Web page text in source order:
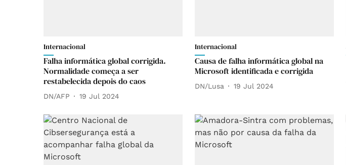
Internacional
Falha informática global corrigida.
Normalidade começa a ser
restabelecida depois do caos
DN/AFP 19 Jul 2024
Internacional
Causa de falha informática global na
Microsoft identificada e corrigida
DN/Lusa 19 Jul 2024